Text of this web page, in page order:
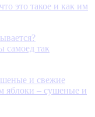
это такое и как им
самоед так
яблоки – сушеные и